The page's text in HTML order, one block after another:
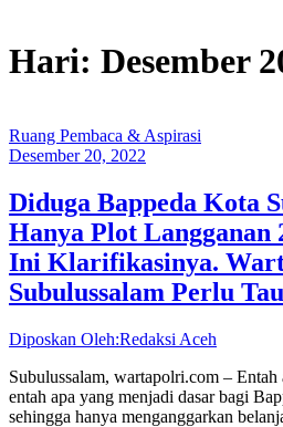
Hari: Desember
Ruang Pembaca & Aspirasi
Desember 20, 2022
Diduga Bappeda Kota
Hanya Plot Langganan
Ini Klarifikasinya.
Subulussalam Perlu Tau
Diposkan Oleh:Redaksi Aceh
Subulussalam, wartapolri.com – Entah
entah apa yang menjadi dasar bagi
sehingga hanya menganggarkan